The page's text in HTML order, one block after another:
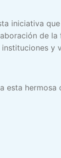
iniciativa
de la
y
esta hermosa